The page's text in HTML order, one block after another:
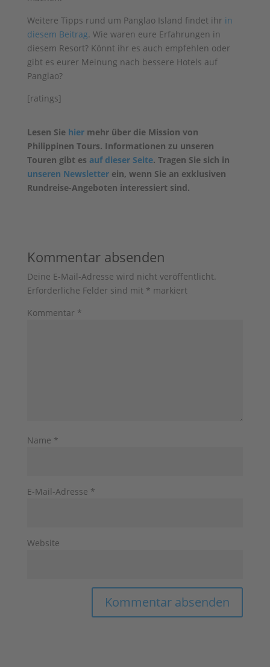
Weitere Tipps rund um Panglao Island findet ihr in
diesem Beitrag. Wie waren eure Erfahrungen in
diesem Resort? Könnt ihr es auch empfehlen oder
gibt es eurer Meinung nach bessere Hotels auf
Panglao?
[ratings]
Lesen Sie hiermehr über die Mission von
Philippinen Tours. Informationen zu unseren
Touren gibt es auf dieser Seite. Tragen Sie sich in
unseren Newsletterein, wenn Sie an exklusiven
Rundreise-Angeboten interessiert sind.
Kommentar absenden
Deine E-Mail-Adresse wird nicht veröffentlicht.
Erforderliche Felder sind mit * markiert
Kommentar *
Name *
E-Mail-Adresse *
Website